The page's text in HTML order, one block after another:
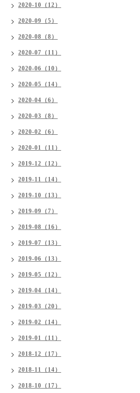
2020-10（12）
2020-09（5）
2020-08（8）
2020-07（11）
2020-06（10）
2020-05（14）
2020-04（6）
2020-03（8）
2020-02（6）
2020-01（11）
2019-12（12）
2019-11（14）
2019-10（13）
2019-09（7）
2019-08（16）
2019-07（13）
2019-06（13）
2019-05（12）
2019-04（14）
2019-03（20）
2019-02（14）
2019-01（11）
2018-12（17）
2018-11（14）
2018-10（17）